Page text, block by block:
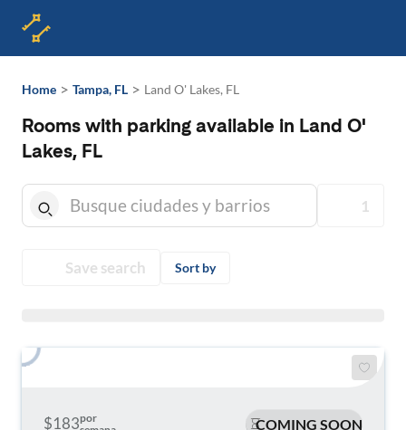
Home > Tampa, FL > Land O' Lakes, FL
Rooms with parking available in Land O'
Lakes, FL
1
Save search Sort by
$183por
COMING SOON